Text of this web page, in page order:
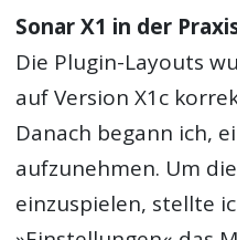
Sonar X1 in der
Die Plugin-Layouts
auf Version X1c
Danach begann ich,
aufzunehmen. Um
einzuspielen, stellte